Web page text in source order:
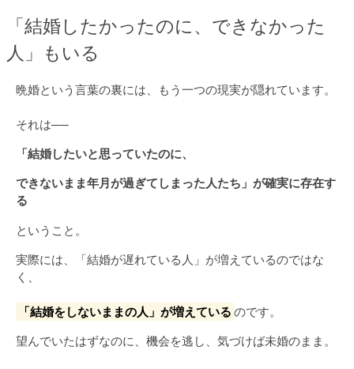
「結婚したかったのに、できなかった
人」もいる
晩婚という言葉の裏には、もう一つの現実が隠れています。
それは──
「結婚したいと思っていたのに、
できないまま年月が過ぎてしまった人たち」が確実に存在す
る
ということ。
実際には、「結婚が遅れている人」が増えているのではな
く、
「結婚をしないままの人」が増えている のです。
望んでいたはずなのに、機会を逃し、気づけば未婚のまま。